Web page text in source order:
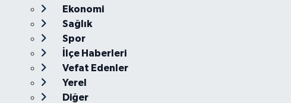
Ekonomi
Sağlık
Spor
İlçe Haberleri
Vefat Edenler
Yerel
Diğer